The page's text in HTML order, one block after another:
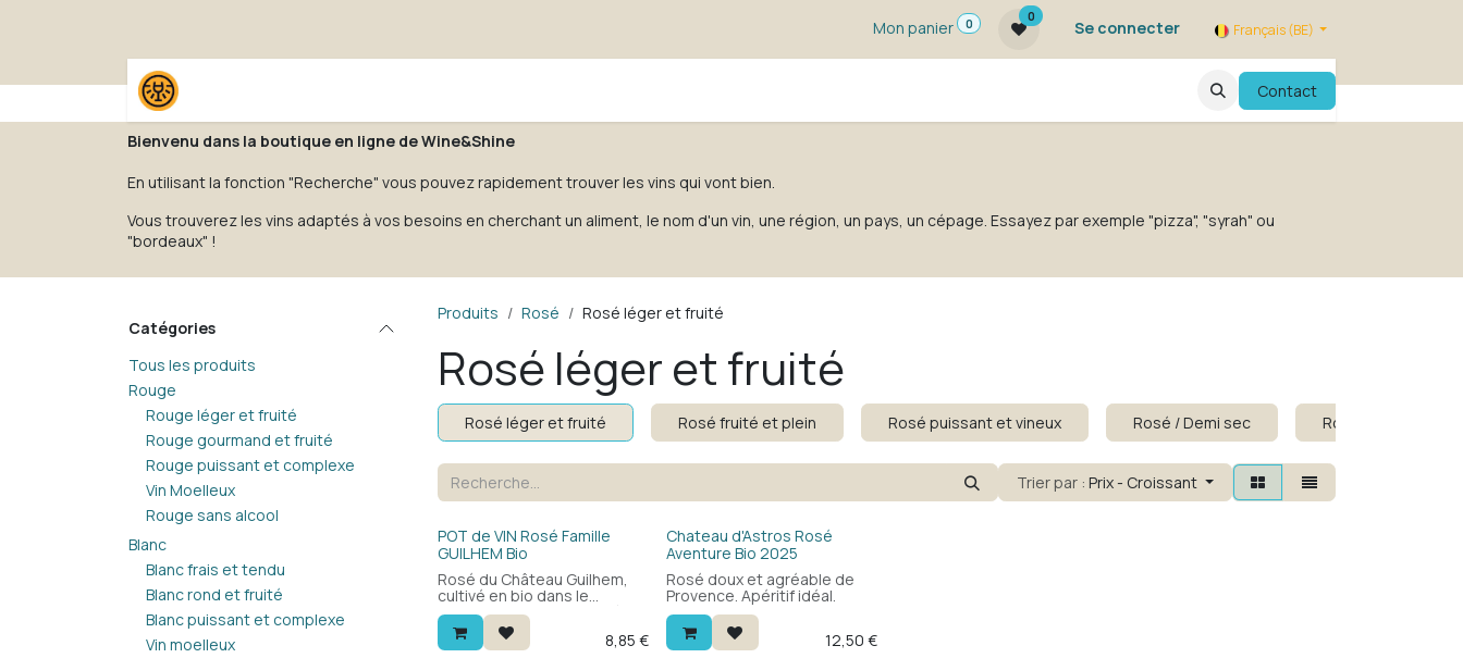
Mon panier
0
0
Se connecter Français (BE)
FAQ Evenements
Contact
Bienvenu dans la boutique en ligne de Wine&Shine
En utilisant la fonction "Recherche" vous pouvez rapidement trouver les vins qui vont bien.
Vous trouverez les vins adaptés à vos besoins en cherchant un aliment, le nom d'un vin, une région, un pays, un cépage. Essayez par exemple "pizza", "syrah" ou
"bordeaux" !
Catégories
Tous les produits
Rouge
Rouge léger et fruité
Rouge gourmand et fruité
Rouge puissant et complexe
Vin Moelleux
Rouge sans alcool
Blanc
Blanc frais et tendu
Blanc rond et fruité
Blanc puissant et complexe
Vin moelleux
Produits Rosé Rosé léger et fruité
Rosé léger et fruité
Rosé léger et fruité Rosé fruité et plein Rosé puissant et vineux Rosé / Demi sec Rosé sans alcool
Trier par : Prix - Croissant
Bio
POT de VIN Rosé Famille
GUILHEM Bio
Rosé du Château Guilhem,
cultivé en bio dans le
Languedoc. Frais et fruité,
avec de la finesse. Parfait en
apéritif ou avec des salades.
8,85 €
Bio
Chateau d'Astros Rosé
Aventure Bio 2025
Rosé doux et agréable de
Provence. Apéritif idéal.
12,50 €